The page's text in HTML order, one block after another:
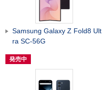
Samsung Galaxy Z Fold8 Ult
ra SC-56G
発売中